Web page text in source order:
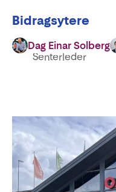
Bidragsytere
Dag Einar Solberg
Senterleder